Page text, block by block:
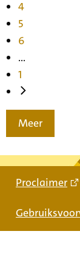
4
5
6
...
1
Meer
Proclaimer